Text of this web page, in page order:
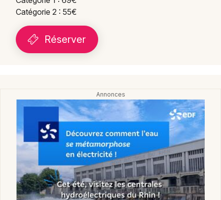
Catégorie 2 : 55€
Réserver